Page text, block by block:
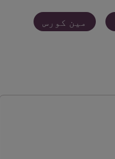
مین کورس